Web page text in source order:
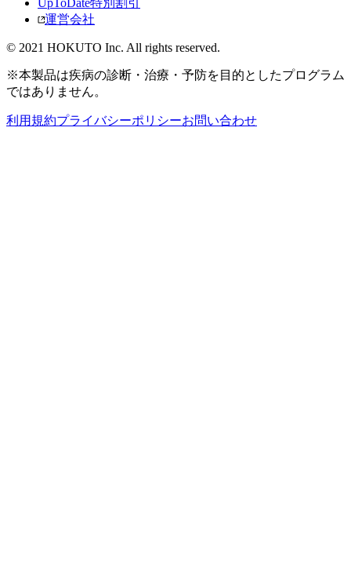
UpToDate特別割引
運営会社
© 2021 HOKUTO Inc. All rights reserved.
※本製品は疾病の診断・治療・予防を目的としたプログラム
ではありません。
利用規約プライバシーポリシーお問い合わせ